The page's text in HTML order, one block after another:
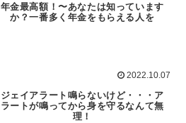
年金最高額！〜あなたは知っています
か？一番多く年金をもらえる人を
2022.10.07
ジェイアラート鳴らないけど・・・ア
ラートが鳴ってから身を守るなんて無
理！